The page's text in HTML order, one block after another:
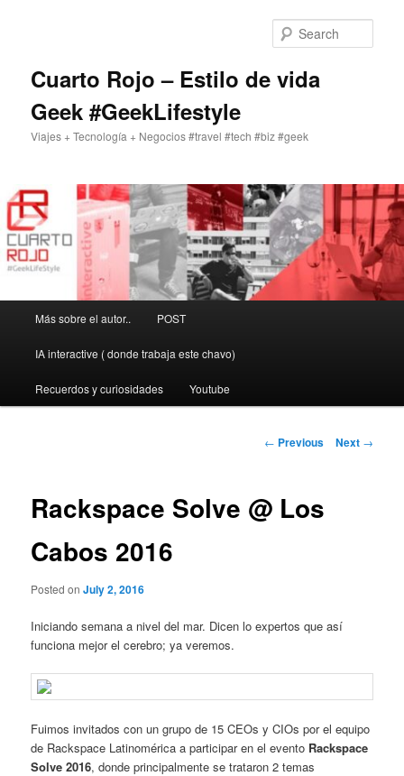
Cuarto Rojo – Estilo de vida
Geek #GeekLifestyle
Viajes + Tecnología + Negocios #travel #tech #biz #geek
Más sobre el autor.. POST
IA interactive ( donde trabaja este chavo)
Recuerdos y curiosidades Youtube
Post
← Previous Next →
Rackspace Solve @ Los
Cabos 2016
Posted onJuly 2, 2016
Iniciando semana a nivel del mar. Dicen lo expertos que así
funciona mejor el cerebro; ya veremos.
Fuimos invitados con un grupo de 15 CEOs y CIOs por el equipo
de Rackspace Latinomérica a participar en el evento Rackspace
Solve 2016, donde principalmente se trataron 2 temas